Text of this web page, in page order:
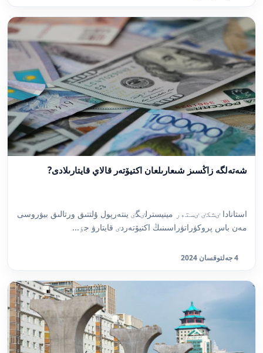
شەتەلگە زاڭسىز شىعارىلعان اكتيۆتەر قالاي قايتارىلادى?
استانادا ٸشكٸ ٸستەر مينيسترلٸگٸ ينتەرپول ۇلتتىق ورتالىق بيۋروسى
مەن باس پروكۋراتۋراسىنىڭ اكتيۆتەردٸ قايتارۋ جٶ...
4 جەلتوقسان 2024